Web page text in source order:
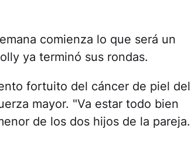
comienza lo que será un
ya terminó sus rondas.
fortuito del cáncer de piel del
mayor. "Va estar todo bien
de los dos hijos de la pareja.